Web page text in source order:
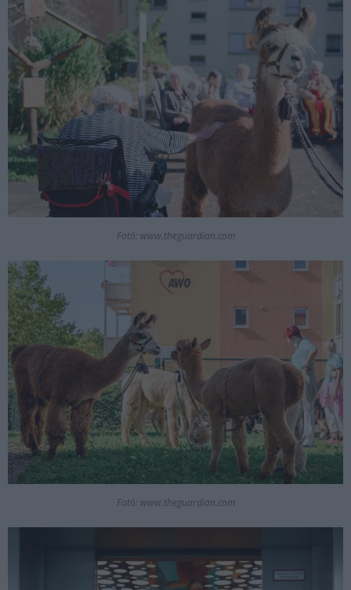
Fotó: www.theguardian.com
Fotó: www.theguardian.com